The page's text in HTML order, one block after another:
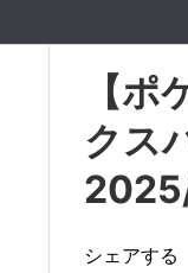
【
クス
シェアする